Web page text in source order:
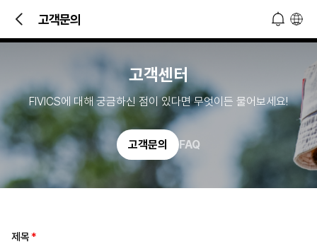
빠른 문의 및 소식 접하기!
오늘 하루 열지 않기
고객문의
고객센터
FIVICS에 대해 궁금하신 점이 있다면 무엇이든 물어보세요!
고객문의 FAQ
제목